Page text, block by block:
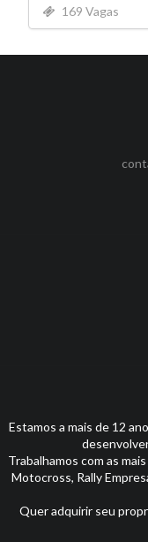
169 Vagas
Estamos a mais de 12
Trabalhamos com as
Motocross, Rally
Quer adquirir seu